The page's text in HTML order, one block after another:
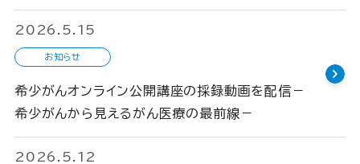
2026.5.15
お知らせ
希少がんオンライン公開講座の採録動画を配信－
希少がんから見えるがん医療の最前線－
2026.5.12